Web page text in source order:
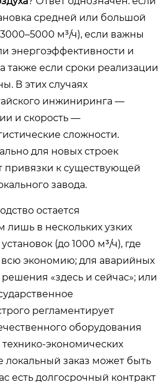
средней или большой
м³/ч), если важны
энергоэффективности и
также если сроки реализации
В этих случаях
инжиниринга —
и скорость —
сложности.
для новых строек
привязки к существующей
завода.
остается
лишь в нескольких узких
(до 1000 м³/ч), где
всю экономию; для аварийных
«здесь и сейчас»; или
регламентирует
оборудования
экономических
локальный заказ может быть
есть долгосрочный контракт